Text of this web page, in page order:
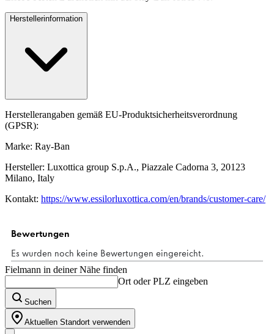
Herstellerinformation
Herstellerangaben gemäß EU-Produktsicherheitsverordnung
(GPSR):
Marke: Ray-Ban
Hersteller: Luxottica group S.p.A., Piazzale Cadorna 3, 20123
Milano, Italy
Kontakt: https://www.essilorluxottica.com/en/brands/customer-care/
Fielmann in deiner Nähe finden
Ort oder PLZ eingeben
Suchen
Aktuellen Standort verwenden